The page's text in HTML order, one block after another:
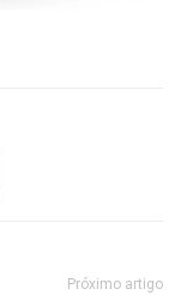
Próximo artigo